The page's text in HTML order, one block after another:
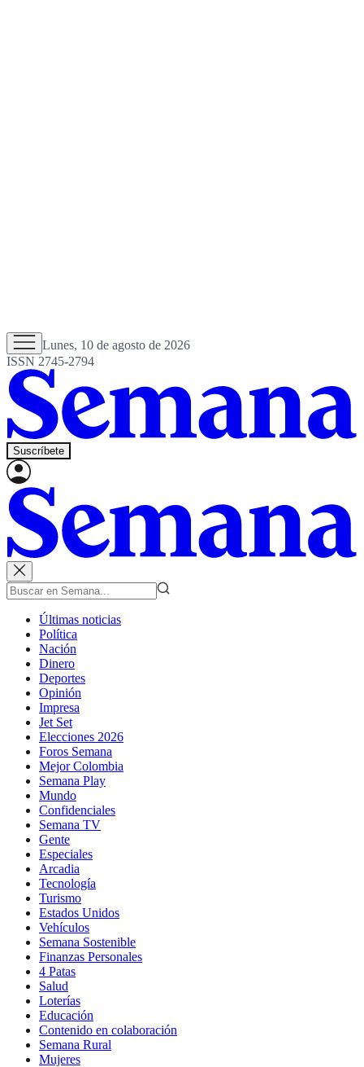
Lunes, 10 de agosto de 2026
ISSN 2745-2794
Suscríbete
Últimas noticias
Política
Nación
Dinero
Deportes
Opinión
Impresa
Jet Set
Elecciones 2026
Foros Semana
Mejor Colombia
Semana Play
Mundo
Confidenciales
Semana TV
Gente
Especiales
Arcadia
Tecnología
Turismo
Estados Unidos
Vehículos
Semana Sostenible
Finanzas Personales
4 Patas
Salud
Loterías
Educación
Contenido en colaboración
Semana Rural
Mujeres